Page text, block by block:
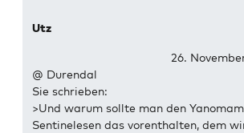
Utz
26.
@ Durendal
Sie schrieben:
>Und warum sollte man den
Sentinelesen das vorenthalten, dem